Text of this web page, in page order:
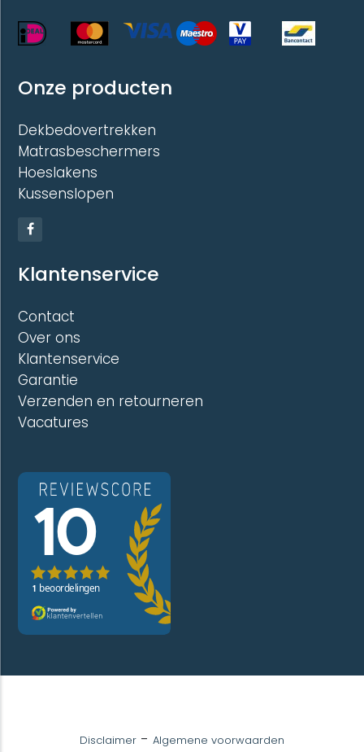
Onze producten
Dekbedovertrekken
Matrasbeschermers
Hoeslakens
Kussenslopen
Klantenservice
Contact
Over ons
Klantenservice
Garantie
Verzenden en retourneren
Vacatures
Disclaimer - Algemene voorwaarden